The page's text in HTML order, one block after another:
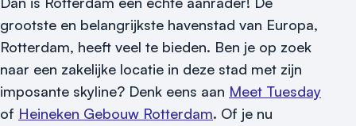
grootste en belangrijkste havenstad van Europa,
Rotterdam, heeft veel te bieden. Ben je op zoek
naar een zakelijke locatie in deze stad met zijn
imposante skyline? Denk eens aan Meet Tuesday
of Heineken Gebouw Rotterdam. Of je nu